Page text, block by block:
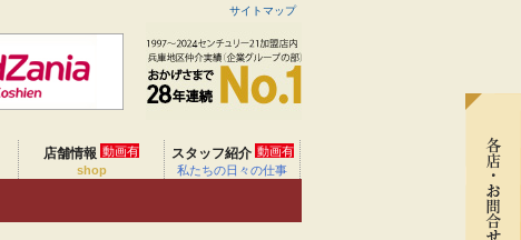
サイトマップ
店舗情報 動画有
shop
スタッフ紹介 動画有
私たちの日々の仕事